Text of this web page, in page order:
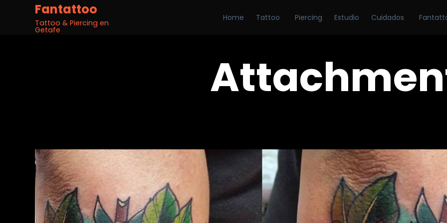
Fantattoo
Tattoo & Piercing en
Getafe
Home Tattoo Piercing Estudio Cuidados